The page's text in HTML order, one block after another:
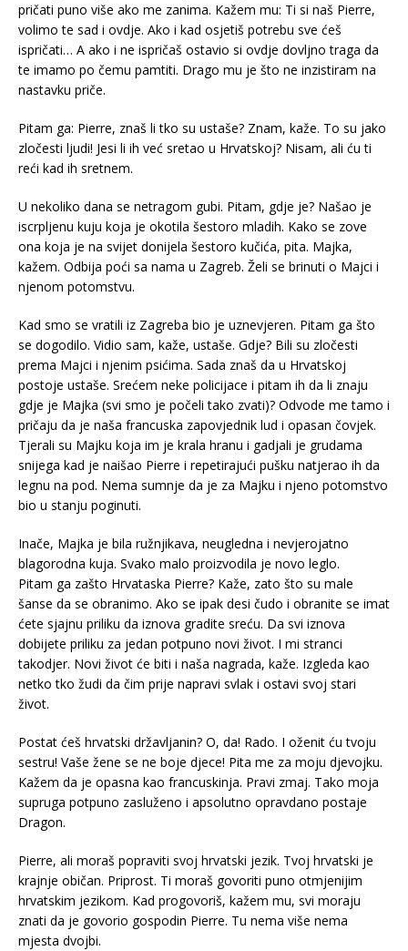
pričati puno više ako me zanima. Kažem mu: Ti si naš Pierre,
volimo te sad i ovdje. Ako i kad osjetiš potrebu sve ćeš
ispričati… A ako i ne ispričaš ostavio si ovdje dovljno traga da
te imamo po čemu pamtiti. Drago mu je što ne inzistiram na
nastavku priče.
Pitam ga: Pierre, znaš li tko su ustaše? Znam, kaže. To su jako
zločesti ljudi! Jesi li ih već sretao u Hrvatskoj? Nisam, ali ću ti
reći kad ih sretnem.
U nekoliko dana se netragom gubi. Pitam, gdje je? Našao je
iscrpljenu kuju koja je okotila šestoro mladih. Kako se zove
ona koja je na svijet donijela šestoro kučića, pita. Majka,
kažem. Odbija poći sa nama u Zagreb. Želi se brinuti o Majci i
njenom potomstvu.
Kad smo se vratili iz Zagreba bio je uznevjeren. Pitam ga što
se dogodilo. Vidio sam, kaže, ustaše. Gdje? Bili su zločesti
prema Majci i njenim psićima. Sada znaš da u Hrvatskoj
postoje ustaše. Srećem neke policijace i pitam ih da li znaju
gdje je Majka (svi smo je počeli tako zvati)? Odvode me tamo i
pričaju da je naša francuska zapovjednik lud i opasan čovjek.
Tjerali su Majku koja im je krala hranu i gadjali je grudama
snijega kad je naišao Pierre i repetirajući pušku natjerao ih da
legnu na pod. Nema sumnje da je za Majku i njeno potomstvo
bio u stanju poginuti.
Inače, Majka je bila ružnjikava, neugledna i nevjerojatno
blagorodna kuja. Svako malo proizvodila je novo leglo.
Pitam ga zašto Hrvataska Pierre? Kaže, zato što su male
šanse da se obranimo. Ako se ipak desi čudo i obranite se imat
ćete sjajnu priliku da iznova gradite sreću. Da svi iznova
dobijete priliku za jedan potpuno novi život. I mi stranci
takodjer. Novi život će biti i naša nagrada, kaže. Izgleda kao
netko tko žudi da čim prije napravi svlak i ostavi svoj stari
život.
Postat ćeš hrvatski državljanin? O, da! Rado. I oženit ću tvoju
sestru! Vaše žene se ne boje djece! Pita me za moju djevojku.
Kažem da je opasna kao francuskinja. Pravi zmaj. Tako moja
supruga potpuno zasluženo i apsolutno opravdano postaje
Dragon.
Pierre, ali moraš popraviti svoj hrvatski jezik. Tvoj hrvatski je
krajnje običan. Priprost. Ti moraš govoriti puno otmjenijim
hrvatskim jezikom. Kad progovoriš, kažem mu, svi moraju
znati da je govorio gospodin Pierre. Tu nema više nema
mjesta dvojbi.